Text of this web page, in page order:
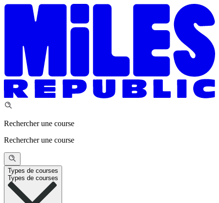
Rechercher une course
Rechercher une course
Types de courses
Types de courses